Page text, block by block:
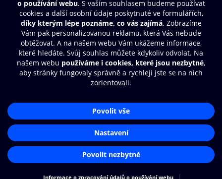
Moje O2 Knihovna
Další zábava
© O2 Czech Republic a.s.
Přístupnost
Zásady zpracování osobních údajů
Nastavení cookies
Aplikace O2 Knihovna
Čti a poslouchej své e-knihy a
audioknihy rychleji a pohodlněji.